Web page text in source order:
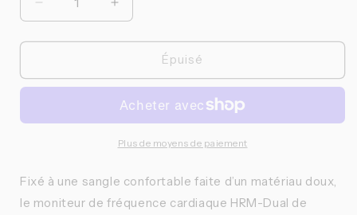
Réduire
la
quantité
Garmin
de
HRM-
Augmenter
la
quantité
Garmin
Capteur
de
fréquence
HRM-
Épuisé
Plus de moyens de paiement
Fixé à une sangle confortable faite d’un matériau doux,
le moniteur de fréquence cardiaque HRM-Dual de